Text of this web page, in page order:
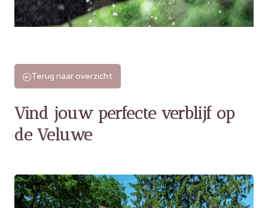
Terug naar overzicht
Vind jouw perfecte verblijf op
de Veluwe